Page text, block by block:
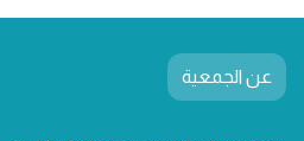
عن الجمعية